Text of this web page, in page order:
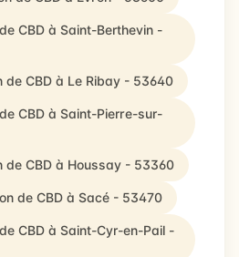
CBD à Saint-Berthevin -
de CBD à Le Ribay - 53640
CBD à Saint-Pierre-sur-
de CBD à Houssay - 53360
de CBD à Sacé - 53470
CBD à Saint-Cyr-en-Pail -